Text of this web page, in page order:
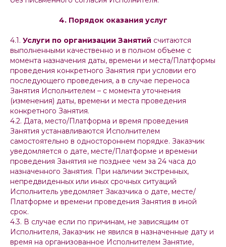
4. Порядок оказания услуг
4.1. Услуги по организации Занятий считаются
выполненными качественно и в полном объеме с
момента назначения даты, времени и места/Платформы
проведения конкретного Занятия при условии его
последующего проведения, а в случае переноса
Занятия Исполнителем – с момента уточнения
(изменения) даты, времени и места проведения
конкретного Занятия.
4.2. Дата, место/Платформа и время проведения
Занятия устанавливаются Исполнителем
самостоятельно в одностороннем порядке. Заказчик
уведомляется о дате, месте/Платформе и времени
проведения Занятия не позднее чем за 24 часа до
назначенного Занятия. При наличии экстренных,
непредвиденных или иных срочных ситуаций
Исполнитель уведомляет Заказчика о дате, месте/
Платформе и времени проведения Занятия в иной
срок.
4.3. В случае если по причинам, не зависящим от
Исполнителя, Заказчик не явился в назначенные дату и
время на организованное Исполнителем Занятие,